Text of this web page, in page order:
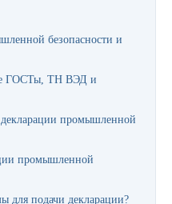
безопасности и
ГОСТы, ТН ВЭД и
промышленной
промышленной
для подачи декларации?